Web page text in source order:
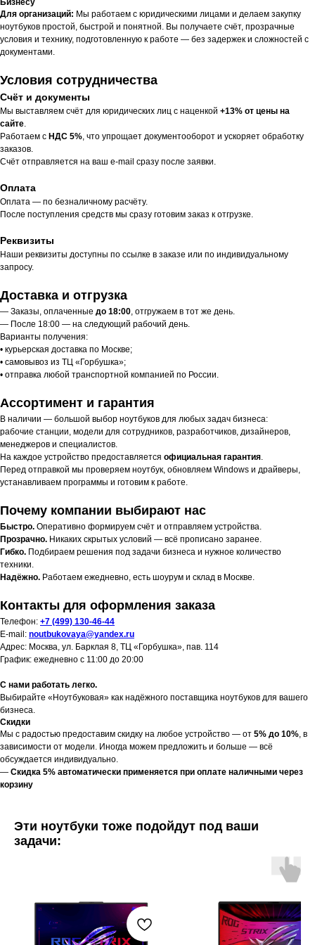
Бизнесу
Для организаций: Мы работаем с юридическими лицами и делаем закупку
ноутбуков простой, быстрой и понятной. Вы получаете счёт, прозрачные
условия и технику, подготовленную к работе — без задержек и сложностей с
документами.
Условия сотрудничества
Счёт и документы
Мы выставляем счёт для юридических лиц с наценкой +13% от цены на
сайте.
Работаем с НДС 5%, что упрощает документооборот и ускоряет обработку
заказов.
Счёт отправляется на ваш e-mail сразу после заявки.
Оплата
Оплата — по безналичному расчёту.
После поступления средств мы сразу готовим заказ к отгрузке.
Реквизиты
Наши реквизиты доступны по ссылке в заказе или по индивидуальному
запросу.
Доставка и отгрузка
— Заказы, оплаченные до 18:00, отгружаем в тот же день.
— После 18:00 — на следующий рабочий день.
Варианты получения:
• курьерская доставка по Москве;
• самовывоз из ТЦ «Горбушка»;
• отправка любой транспортной компанией по России.
Ассортимент и гарантия
В наличии — большой выбор ноутбуков для любых задач бизнеса:
рабочие станции, модели для сотрудников, разработчиков, дизайнеров,
менеджеров и специалистов.
На каждое устройство предоставляется официальная гарантия.
Перед отправкой мы проверяем ноутбук, обновляем Windows и драйверы,
устанавливаем программы и готовим к работе.
Почему компании выбирают нас
Быстро. Оперативно формируем счёт и отправляем устройства.
Прозрачно. Никаких скрытых условий — всё прописано заранее.
Гибко. Подбираем решения под задачи бизнеса и нужное количество
техники.
Надёжно. Работаем ежедневно, есть шоурум и склад в Москве.
Контакты для оформления заказа
Телефон: +7 (499) 130-46-44
E-mail: noutbukovaya@yandex.ru
Адрес: Москва, ул. Барклая 8, ТЦ «Горбушка», пав. 114
График: ежедневно с 11:00 до 20:00
С нами работать легко.
Выбирайте «Ноутбуковая» как надёжного поставщика ноутбуков для вашего
бизнеса.
Скидки
Мы с радостью предоставим скидку на любое устройство — от 5% до 10%, в
зависимости от модели. Иногда можем предложить и больше — всё
обсуждается индивидуально.
— Скидка 5% автоматически применяется при оплате наличными через
корзину
Эти ноутбуки тоже подойдут под ваши
задачи: